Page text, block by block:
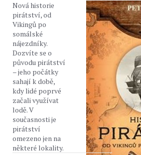
Nová historie
pirátství, od
Vikingů po
somálské
nájezdníky.
Dozvíte se o
původu pirátství
– jeho počátky
sahají k době,
kdy lidé poprvé
začali využívat
lodě. V
současnosti je
pirátství
omezeno jen na
některé lokality.